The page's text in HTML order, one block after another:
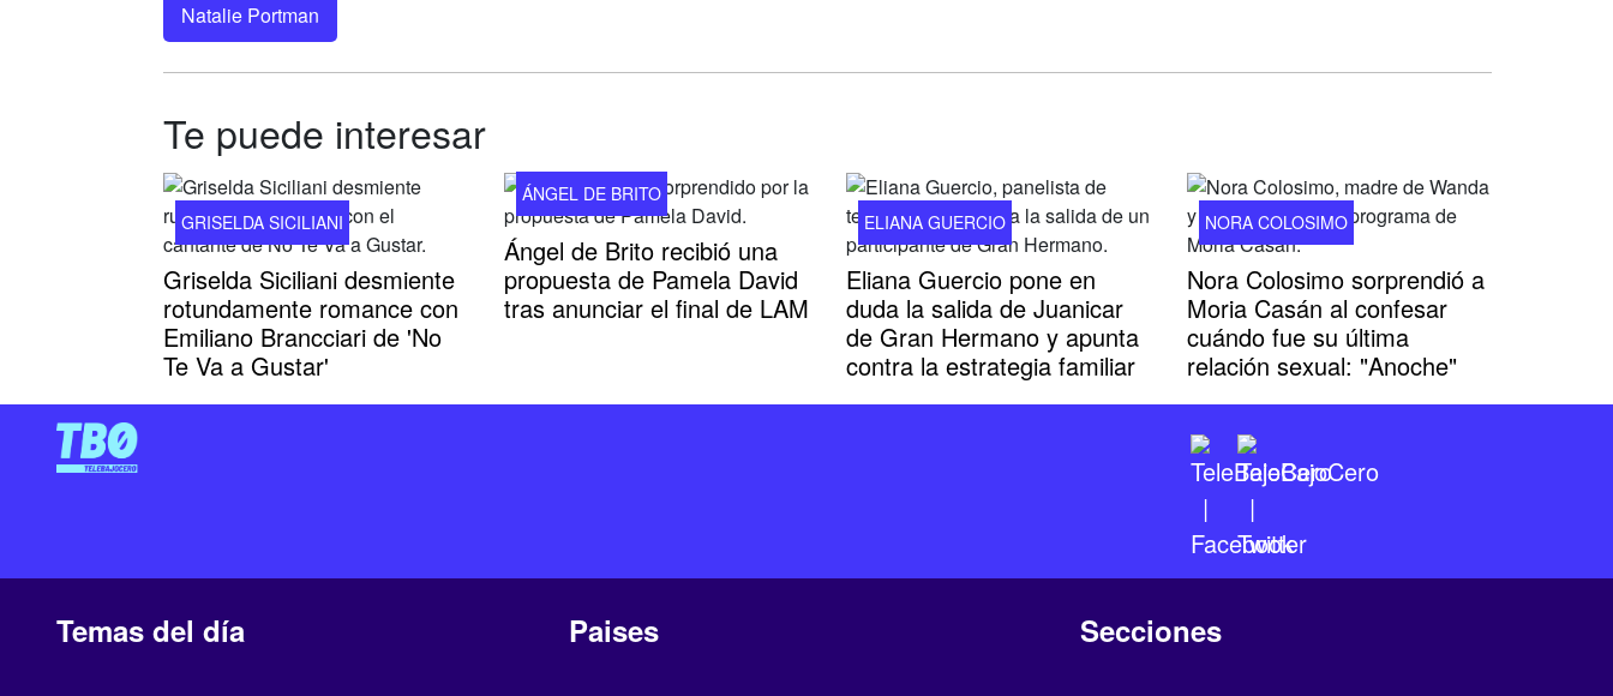
Natalie Portman
Te puede interesar
GRISELDA SICILIANI
Griselda Siciliani desmiente
rotundamente romance con
Emiliano Brancciari de 'No
Te Va a Gustar'
ÁNGEL DE BRITO
Ángel de Brito recibió una
propuesta de Pamela David
tras anunciar el final de LAM
ELIANA GUERCIO
Eliana Guercio pone en
duda la salida de Juanicar
de Gran Hermano y apunta
contra la estrategia familiar
NORA COLOSIMO
Nora Colosimo sorprendió a
Moria Casán al confesar
cuándo fue su última
relación sexual: "Anoche"
Temas del día Paises Secciones